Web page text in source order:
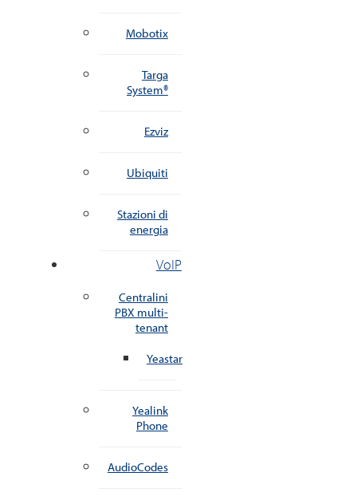
Mobotix
Targa
System®
Ezviz
Ubiquiti
Stazioni di
energia
VoIP
Centralini
PBX multi-
tenant
Yeastar
Yealink
Phone
AudioCodes